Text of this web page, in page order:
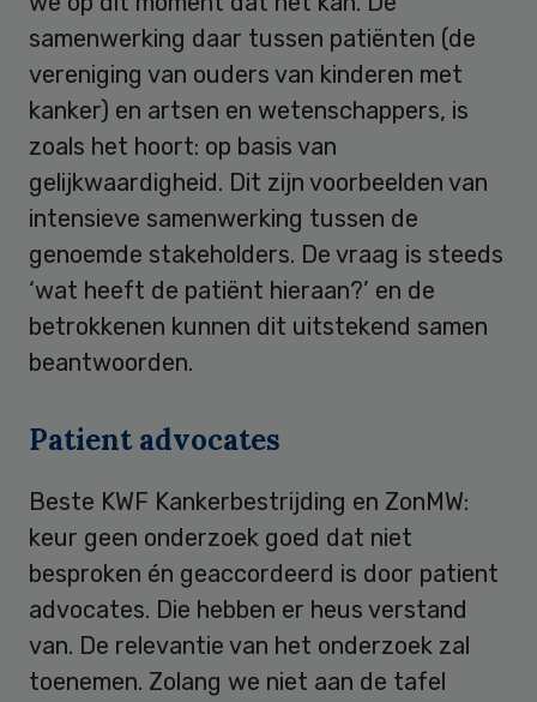
samenwerking daar tussen patiënten (de
vereniging van ouders van kinderen met
kanker) en artsen en wetenschappers, is
zoals het hoort: op basis van
gelijkwaardigheid. Dit zijn voorbeelden van
intensieve samenwerking tussen de
genoemde stakeholders. De vraag is steeds
‘wat heeft de patiënt hieraan?’ en de
betrokkenen kunnen dit uitstekend samen
beantwoorden.
Patient advocates
Beste KWF Kankerbestrijding en ZonMW:
keur geen onderzoek goed dat niet
besproken én geaccordeerd is door patient
advocates. Die hebben er heus verstand
van. De relevantie van het onderzoek zal
toenemen. Zolang we niet aan de tafel